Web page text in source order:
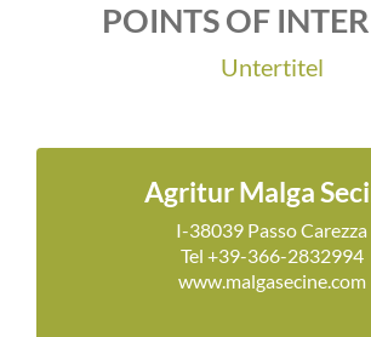
POINTS OF
Untertitel
Agritur Malga
I-38039 Passo Carezza
Tel +39-366-2832994
www.malgasecine.com